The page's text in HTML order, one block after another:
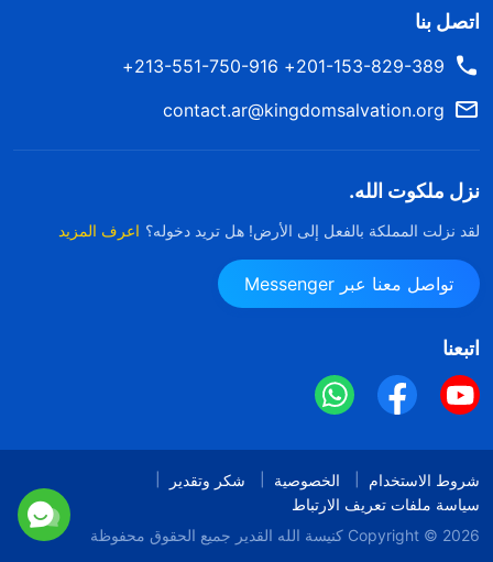
اتصل بنا
201-153-829-389+ 213-551-750-916+
contact.ar@kingdomsalvation.org
نزل ملكوت الله.
لقد نزلت المملكة بالفعل إلى الأرض! هل تريد دخوله؟ اعرف المزيد
تواصل معنا عبر Messenger
اتبعنا
شروط الاستخدام الخصوصية
شكر وتقدير
سياسة ملفات تعريف الارتباط
Copyright © 2026 كنيسة الله القدير جميع الحقوق محفوظة